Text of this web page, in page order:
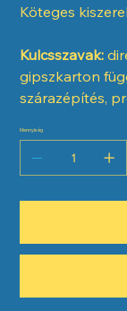
Köteges
Kulcsszavak:
gipszkarton
szárazépítés,
Mennyiség